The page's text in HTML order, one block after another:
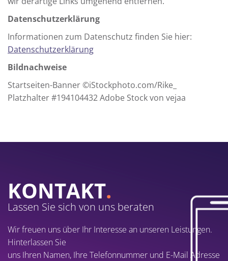
Datenschutzerklärung
Informationen zum Datenschutz finden Sie hier:
Datenschutzerklärung
Bildnachweise
Startseiten-Banner ©iStockphoto.com/Rike_
Platzhalter #194104432 Adobe Stock von vejaa
KONTAKT.
Lassen Sie sich von uns beraten
Wir freuen uns über Ihr Interesse an unseren Leistungen.
Hinterlassen Sie
uns Ihren Namen, Ihre Telefonnummer und E-Mail Adresse